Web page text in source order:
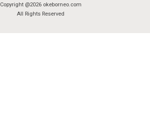
Copyright @2026 okeborneo.com
All Rights Reserved